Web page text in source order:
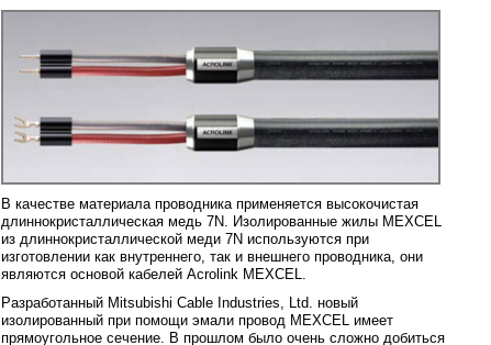
В качестве материала проводника применяется высокочистая
длиннокристаллическая медь 7N. Изолированные жилы MEXCEL
из длиннокристаллической меди 7N используются при
изготовлении как внутреннего, так и внешнего проводника, они
являются основой кабелей Acrolink MEXCEL.
Разработанный Mitsubishi Cable Industries, Ltd. новый
изолированный при помощи эмали провод MEXCEL имеет
прямоугольное сечение. В прошлом было очень сложно добиться